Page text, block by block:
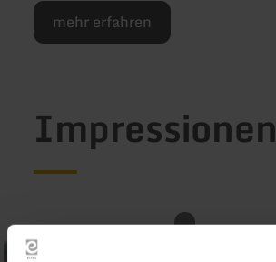
mehr erfahren
Impressionen